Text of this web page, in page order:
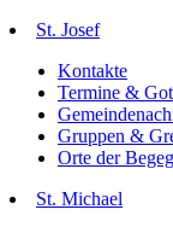
St. Josef
Kontakte
Termine &
Gruppen &
Orte der
St. Michael